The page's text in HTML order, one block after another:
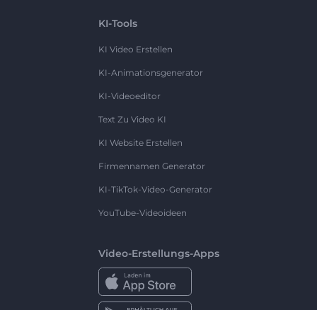
KI-Tools
KI Video Erstellen
KI-Animationsgenerator
KI-Videoeditor
Text Zu Video KI
KI Website Erstellen
Firmennamen Generator
KI-TikTok-Video-Generator
YouTube-Videoideen
Video-Erstellungs-Apps